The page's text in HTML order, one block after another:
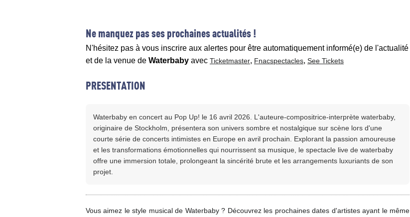
Ne manquez pas ses prochaines actualités !
N'hésitez pas à vous inscrire aux alertes pour être automatiquement informé(e) de l'actualité
et de la venue de Waterbaby avec Ticketmaster, Fnacspectacles, See Tickets
PRESENTATION
Waterbaby en concert au Pop Up! le 16 avril 2026. L'auteure-compositrice-interprète waterbaby,
originaire de Stockholm, présentera son univers sombre et nostalgique sur scène lors d'une
courte série de concerts intimistes en Europe en avril prochain. Explorant la passion amoureuse
et les transformations émotionnelles qui nourrissent sa musique, le spectacle live de waterbaby
offre une immersion totale, prolongeant la sincérité brute et les arrangements luxuriants de son
projet.
Vous aimez le style musical de Waterbaby ? Découvrez les prochaines dates d'artistes ayant le même